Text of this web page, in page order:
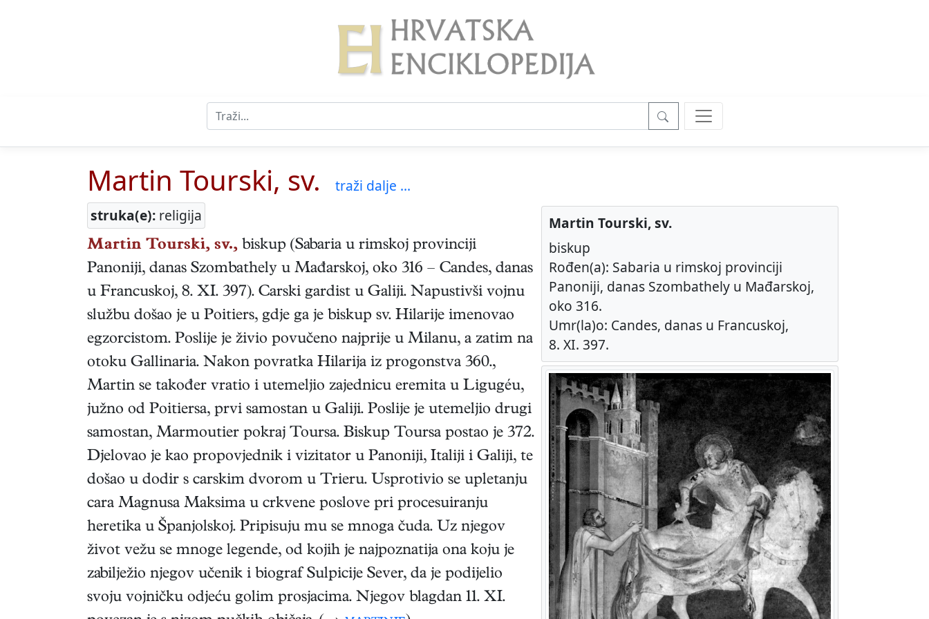
Martin Tourski, sv.
traži dalje ...
struka(e): religija
Martin Tourski, sv.
biskup
Rođen(a): Sabaria u rimskoj provinciji
Panoniji, danas Szombathely u Mađarskoj,
oko 316.
Umr(la)o: Candes, danas u Francuskoj,
8. XI. 397.
Martin Tourski, sv., biskup (Sabaria u rimskoj provinciji
Panoniji, danas Szombathely u Mađarskoj, oko 316 – Candes, danas
u Francuskoj, 8. XI. 397). Carski gardist u Galiji. Napustivši vojnu
službu došao je u Poitiers, gdje ga je biskup sv. Hilarije imenovao
egzorcistom. Poslije je živio povučeno najprije u Milanu, a zatim na
otoku Gallinaria. Nakon povratka Hilarija iz progonstva 360.,
Martin se također vratio i utemeljio zajednicu eremita u Ligugéu,
južno od Poitiersa, prvi samostan u Galiji. Poslije je utemeljio drugi
samostan, Marmoutier pokraj Toursa. Biskup Toursa postao je 372.
Djelovao je kao propovjednik i vizitator u Panoniji, Italiji i Galiji, te
došao u dodir s carskim dvorom u Trieru. Usprotivio se upletanju
cara Magnusa Maksima u crkvene poslove pri procesuiranju
heretika u Španjolskoj. Pripisuju mu se mnoga čuda. Uz njegov
život vežu se mnoge legende, od kojih je najpoznatija ona koju je
zabilježio njegov učenik i biograf Sulpicije Sever, da je podijelio
svoju vojničku odjeću golim prosjacima. Njegov blagdan 11. XI.